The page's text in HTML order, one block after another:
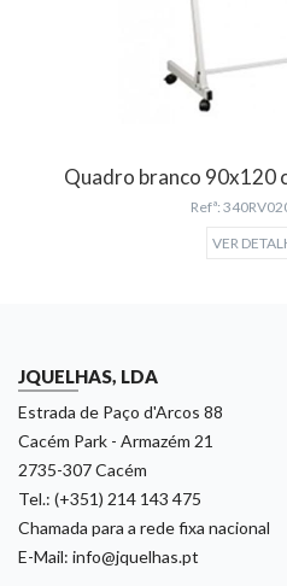
Quadro branco 90x120
Refª:
VER
JQUELHAS, LDA
Estrada de Paço d'Arcos 88
Cacém Park - Armazém 21
2735-307 Cacém
Tel.: (+351) 214 143 475
Chamada para a rede fixa nacional
E-Mail: info@jquelhas.pt